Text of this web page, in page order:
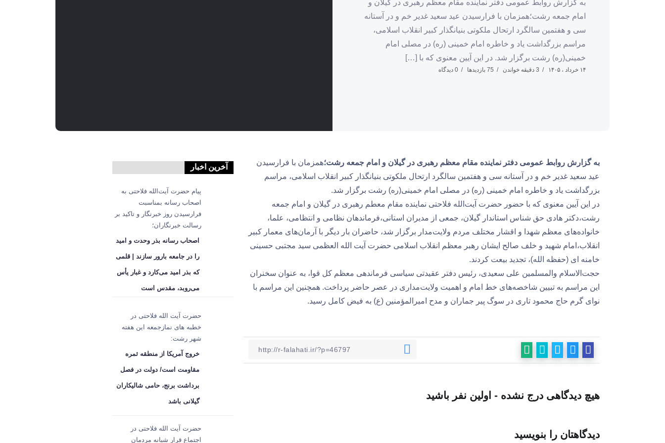
به گزارش روابط عمومی دفتر نماینده مقام معظم رهبری در گیلان و
امام جمعه رشت؛همزمان با فرارسیدن عید سعید غدیر خم و در آستانه
سی و هفتمین سالگرد ارتحال ملکوتی بنیانگذار کبیر انقلاب اسلامی،
مراسم بزرگداشت یاد و خاطره امام خمینی (ره) در مصلی امام
خمینی(ره) رشت برگزار شد. در این آیین معنوی که با […]
۱۴ خرداد ، ۱۴۰۵ 3 دقیقه خواندن 75 بازدیدها 0 دیدگاه
به گزارش روابط عمومی دفتر نماینده مقام معظم رهبری در گیلان و امام جمعه رشت؛همزمان با فرارسیدن
عید سعید غدیر خم و در آستانه سی و هفتمین سالگرد ارتحال ملکوتی بنیانگذار کبیر انقلاب اسلامی، مراسم
بزرگداشت یاد و خاطره امام خمینی (ره) در مصلی امام خمینی(ره) رشت برگزار شد.
در این آیین معنوی که با حضور حضرت آیت‌الله فلاحتی نماینده مقام معطم رهبری در گیلان و امام جمعه
رشت،دکتر هادی حق شناس استاندار گیلان، جمعی از مدیران استانی،فرماندهان نظامی و انتظامی، علما،
خانواده‌های معظم شهدا و اقشار مختلف مردم ولایت‌مدار برگزار شد، حاضران بار دیگر با آرمان‌های معمار کبیر
انقلاب،امام شهید و خلف صالح ایشان رهبر معظم انقلاب اسلامی حضرت آیت الله العظمی سید مجتبی حسینی
خامنه ای (حفظه الله)، تجدید بیعت کردند.
حجت‌الاسلام والمسلمین علی سعیدی، رئیس دفتر عقیدتی سیاسی فرماندهی معظم کل قوا، به عنوان سخنران
این مراسم به تبیین شاخصه‌های خط امام و اهمیت ولایت‌مداری در عصر حاضر پرداخت. همچنین این مراسم با
نوای گرم حاج محمود تاری در سوگ پیر جماران و مدح امیرالمؤمنین (ع) به فیض کامل رسید.
هیچ دیدگاهی درج نشده - اولین نفر باشید
دیدگاهتان را بنویسید
آخرین اخبار
پیام حضرت آیت‌الله فلاحتی به
اصحاب رسانه بمناسبت
فرارسیدن روز خبرنگار و تاکید بر
رسالت خبرنگاران؛
اصحاب رسانه بذر وحدت و امید
را در جامعه بارور سازند | قلمی
که بذر امید می‌کارد و غبار یأس
می‌روبد، مقدس است
حضرت آیت الله فلاحتی در
خطبه های نمازجمعه این هفته
شهر رشت:
خروج آمریکا از منطقه ثمره
مقاومت است/ دولت در فصل
برداشت برنج، حامی شالیکاران
گیلانی باشد
حضرت آیت الله فلاحتی در
اجتماع قرار شبانه مردمان